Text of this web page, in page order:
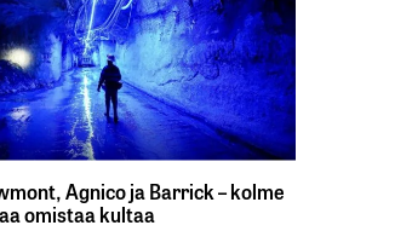
Agnico ja Barrick – kolme
omistaa kultaa